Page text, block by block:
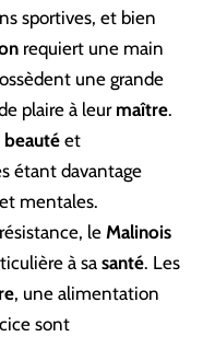
sportives, et bien
requiert une main
une grande
plaire à leur maître.
beauté et
étant davantage
mentales.
le Malinois
à sa santé. Les
, une alimentation
sont